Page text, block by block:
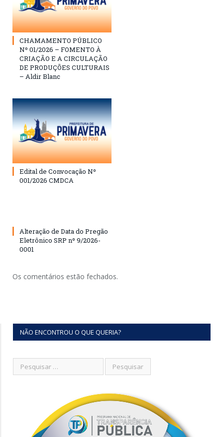
CHAMAMENTO PÚBLICO
Nº 01/2026 – FOMENTO À
CRIAÇÃO E A CIRCULAÇÃO
DE PRODUÇÕES CULTURAIS
– Aldir Blanc
Edital de Convocação Nº
001/2026 CMDCA
Alteração de Data do Pregão
Eletrônico SRP nº 9/2026-
0001
Os comentários estão fechados.
NÃO ENCONTROU O QUE QUERIA?